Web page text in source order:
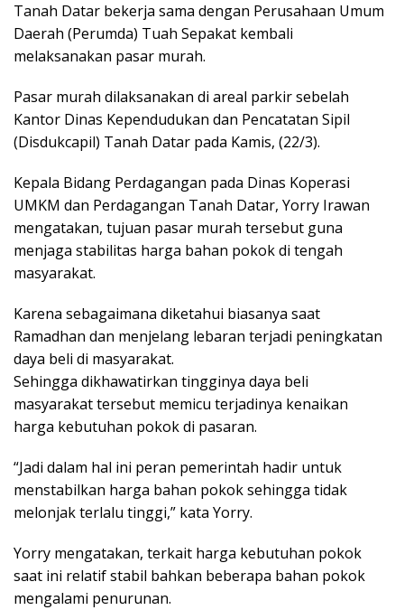
Tanah Datar bekerja sama dengan Perusahaan Umum
Daerah (Perumda) Tuah Sepakat kembali
melaksanakan pasar murah.
Pasar murah dilaksanakan di areal parkir sebelah
Kantor Dinas Kependudukan dan Pencatatan Sipil
(Disdukcapil) Tanah Datar pada Kamis, (22/3).
Kepala Bidang Perdagangan pada Dinas Koperasi
UMKM dan Perdagangan Tanah Datar, Yorry Irawan
mengatakan, tujuan pasar murah tersebut guna
menjaga stabilitas harga bahan pokok di tengah
masyarakat.
Karena sebagaimana diketahui biasanya saat
Ramadhan dan menjelang lebaran terjadi peningkatan
daya beli di masyarakat.
Sehingga dikhawatirkan tingginya daya beli
masyarakat tersebut memicu terjadinya kenaikan
harga kebutuhan pokok di pasaran.
“Jadi dalam hal ini peran pemerintah hadir untuk
menstabilkan harga bahan pokok sehingga tidak
melonjak terlalu tinggi,” kata Yorry.
Yorry mengatakan, terkait harga kebutuhan pokok
saat ini relatif stabil bahkan beberapa bahan pokok
mengalami penurunan.